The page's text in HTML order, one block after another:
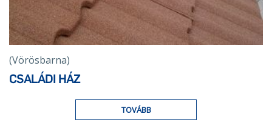
(Vörösbarna)
CSALÁDI HÁZ
TOVÁBB